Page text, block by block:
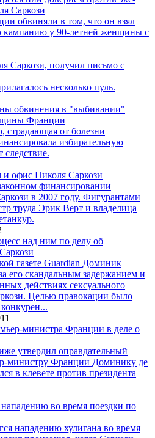
Саркози
обвиняли в том, что он взял
кампанию у 90-летней женщины с
Саркози, получил письмо с
несколько пуль.
обвинения в "выбивании"
Франции
страдающая от болезни
избирательную
следствие.
и офис Николя Саркози
финансировании
в 2007 году. Фигурантами
труда Эрик Верт и владелица
над ним по делу об
газете Guardian Доминик
его скандальным задержанием и
действиях сексуального
Целью правокации было
министра Франции в деле о
утвердил оправдательный
министру Франции Доминику де
в клевете против президента
во время поездки по
нападению хулигана во время